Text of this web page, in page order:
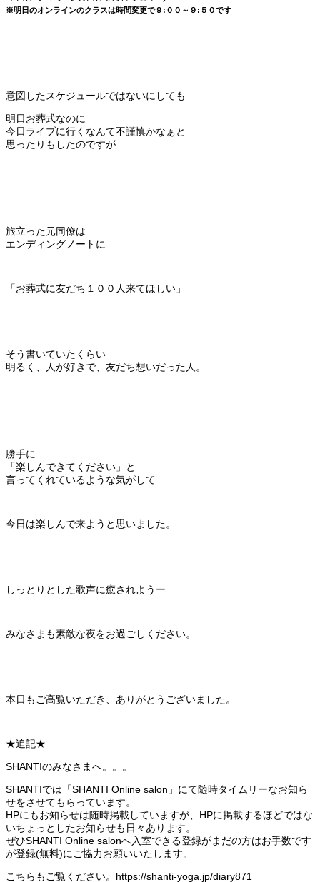
※明日のオンラインのクラスは時間変更で９:００～９:５０です
意図したスケジュールではないにしても
明日お葬式なのに
今日ライブに行くなんて不謹慎かなぁと
思ったりもしたのですが
旅立った元同僚は
エンディングノートに
「お葬式に友だち１００人来てほしい」
そう書いていたくらい
明るく、人が好きで、友だち想いだった人。
勝手に
「楽しんできてください」と
言ってくれているような気がして
今日は楽しんで来ようと思いました。
しっとりとした歌声に癒されようー
みなさまも素敵な夜をお過ごしください。
本日もご高覧いただき、ありがとうございました。
★追記★
SHANTIのみなさまへ。。。
SHANTIでは「SHANTI Online salon」にて随時タイムリーなお知ら
せをさせてもらっています。
HPにもお知らせは随時掲載していますが、HPに掲載するほどではな
いちょっとしたお知らせも日々あります。
ぜひSHANTI Online salonへ入室できる登録がまだの方はお手数です
が登録(無料)にご協力お願いいたします。
こちらもご覧ください。https://shanti-yoga.jp/diary871